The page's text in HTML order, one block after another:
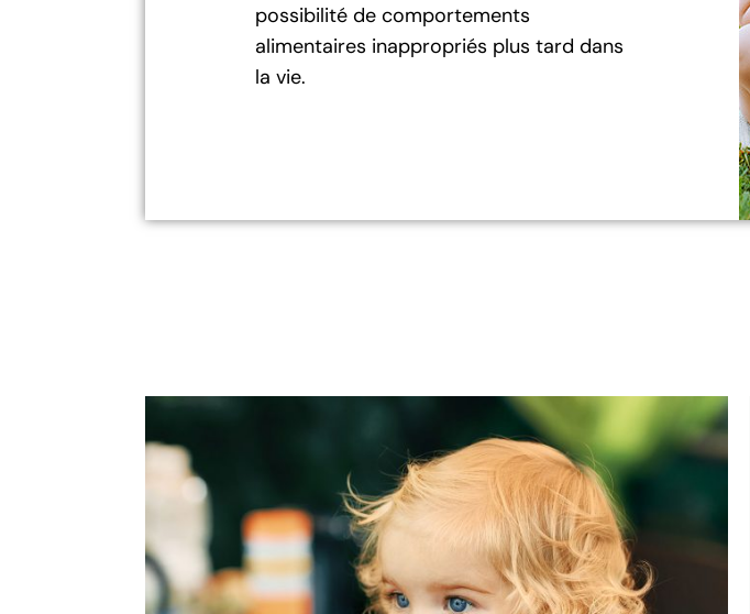
possibilité de comportements
alimentaires inappropriés plus tard dans
la vie.